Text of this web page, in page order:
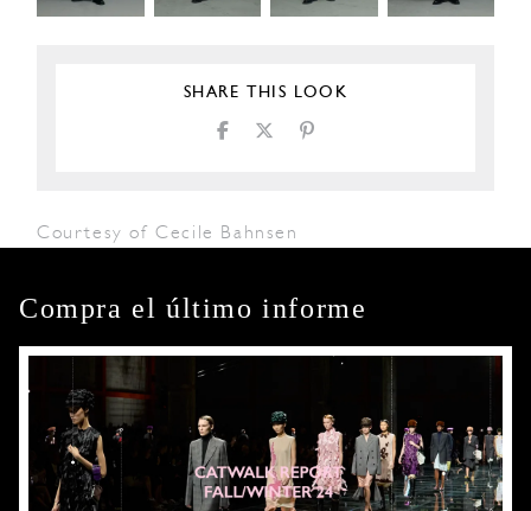
SHARE THIS LOOK
Courtesy of Cecile Bahnsen
Compra el último informe